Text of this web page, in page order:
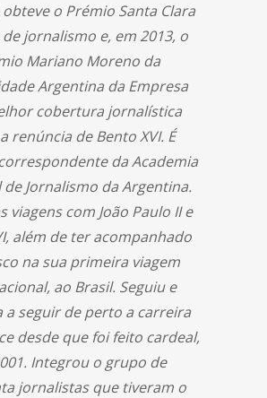
obteve o Prémio Santa Clara
de jornalismo e, em 2013, o
Mariano Moreno da
Argentina da Empresa
cobertura jornalística
renúncia de Bento XVI. É
da Academia
de Jornalismo da Argentina.
viagens com João Paulo II e
além de ter acompanhado
na sua primeira viagem
ao Brasil. Seguiu e
a seguir de perto a carreira
desde que foi feito cardeal,
Integrou o grupo de
jornalistas que tiveram o